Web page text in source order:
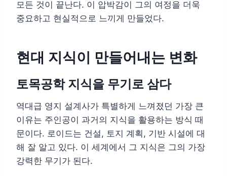
모든 것이 끝난다. 이 압박감이 그의 여정을 더욱
중요하고 현실적으로 느끼게 만들었다.
현대 지식이 만들어내는 변화
토목공학 지식을 무기로 삼다
역대급 영지 설계사가 특별하게 느껴졌던 가장 큰
이유는 주인공이 과거의 지식을 활용하는 방식 때
문이다. 로이드는 건설, 토지 계획, 기반 시설에 대
해 잘 알고 있다. 이 세계에서 그 지식은 그의 가장
강력한 무기가 된다.